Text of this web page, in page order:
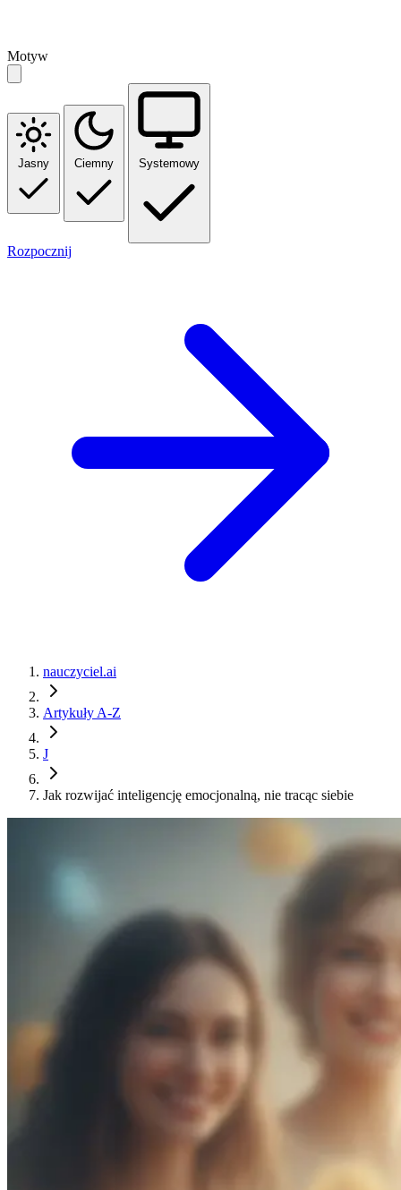
Motyw
Jasny Ciemny Systemowy
Rozpocznij
nauczyciel.ai
Artykuły A-Z
J
Jak rozwijać inteligencję emocjonalną, nie tracąc siebie